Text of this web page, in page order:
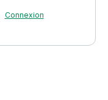
Connexion